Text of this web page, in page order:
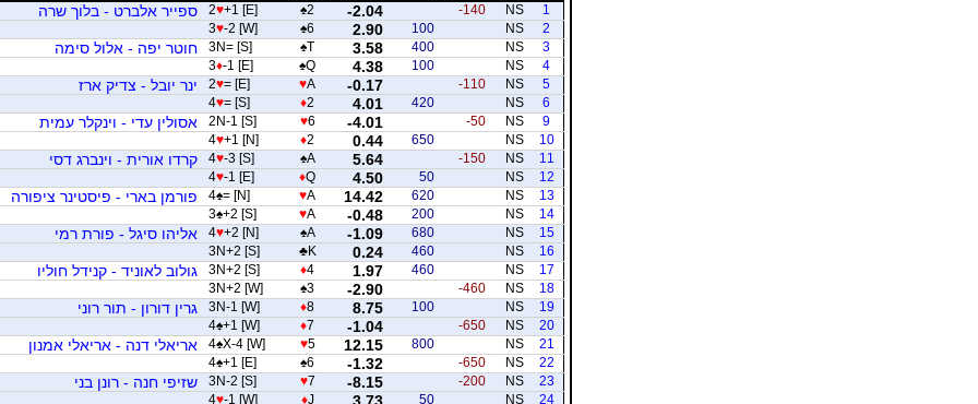
1
NS
-140
-2.04
♠2
2♥+1 [E] ספייר אלברט - בלוך שרה
2
NS
100
2.90
♠6
3♥-2 [W]
3
NS
400
3.58
♠T
3N= [S] חוטר יפה - אלול סימה
4
NS
100
4.38
♠Q
3♦-1 [E]
5
NS
-110
-0.17
♥A
2♥= [E] ינר יובל - צדיק ארז
6
NS
420
4.01
♦2
4♥= [S]
9
NS
-50
-4.01
♥6
2N-1 [S] אסולין עדי - וינקלר עמית
10
NS
650
0.44
♦2
4♥+1 [N]
11
NS
-150
5.64
♠A
4♥-3 [S] קרדו אורית - וינברג דסי
12
NS
50
4.50
♦Q
4♥-1 [E]
13
NS
620
14.42
♥A
4♠= [N] פורמן בארי - פיסטינר ציפורה
14
NS
200
-0.48
♥A
3♠+2 [S]
15
NS
680
-1.09
♠A
4♥+2 [N] אליהו סיגל - פורת רמי
16
NS
460
0.24
♣K
3N+2 [S]
17
NS
460
1.97
♦4
3N+2 [S] גולוב לאוניד - קנידל חוליו
18
NS
-460
-2.90
♠3
3N+2 [W]
19
NS
100
8.75
♦8
3N-1 [W] גרין דורון - תור רוני
20
NS
-650
-1.04
♦7
4♠+1 [W]
21
NS
800
12.15
♥5
4♠X-4 [W] אריאלי דנה - אריאלי אמנון
22
NS
-650
-1.32
♠6
4♠+1 [E]
23
NS
-200
-8.15
♥7
3N-2 [S] שזיפי חנה - רונן בני
24
NS
50
3.73
♦J
4♥-1 [W]